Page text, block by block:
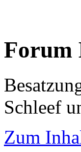
Forum
Schleef
Zum